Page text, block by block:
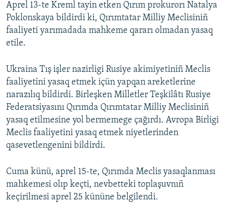
Aprel 13-te Kreml tayin etken Qırım prokurorı Natalya
Poklonskaya bildirdi ki, Qırımtatar Milliy Meclisiniñ
faaliyeti yarımadada mahkeme qararı olmadan yasaq
etile.
Ukraina Tış işler nazirligi Rusiye akimiyetiniñ Meclis
faaliyetini yasaq etmek içün yapqan areketlerine
narazılıq bildirdi. Birleşken Milletler Teşkilâtı Rusiye
Federatsiyasını Qırımda Qırımtatar Milliy Meclisiniñ
yasaq etilmesine yol bermemege çağırdı. Avropa Birligi
Meclis faaliyetini yasaq etmek niyetlerinden
qasevetlengenini bildirdi.
Cuma künü, aprel 15-te, Qırımda Meclis yasaqlanması
mahkemesi olıp keçti, nevbetteki toplaşuvnıñ
keçirilmesi aprel 25 kününe belgilendi.